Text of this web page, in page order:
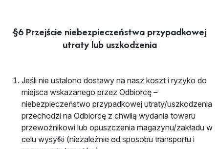
§6 Przejście niebezpieczeństwa przypadkowej
utraty lub uszkodzenia
Jeśli nie ustalono dostawy na nasz koszt i ryzyko do
miejsca wskazanego przez Odbiorcę –
niebezpieczeństwo przypadkowej utraty/uszkodzenia
przechodzi na Odbiorcę z chwilą wydania towaru
przewoźnikowi lub opuszczenia magazynu/zakładu w
celu wysyłki (niezależnie od sposobu transportu i